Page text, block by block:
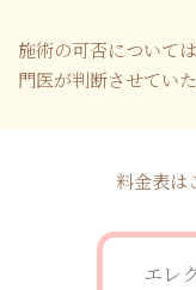
施術の可否について
門医が判断させていた
料金表は
エレ